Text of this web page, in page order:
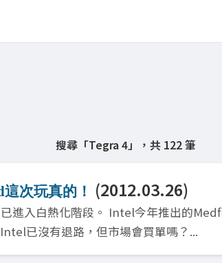
搜尋「Tegra 4」，共 122 筆
次玩真的！ (2012.03.26)
進入白熱化階段。 Intel今年推出的
已沒有退路，但市場會買單嗎？...